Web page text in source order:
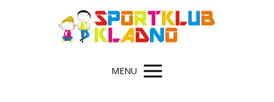
MENU